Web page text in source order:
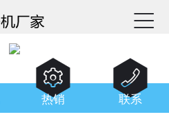


热销 
联系